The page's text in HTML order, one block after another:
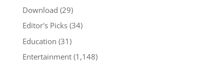
Download (29)
Editor's Picks(34)
Education (31)
Entertainment(1,148)